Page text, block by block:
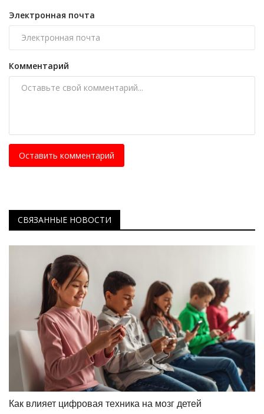
Электронная почта
Комментарий
Оставить комментарий
СВЯЗАННЫЕ НОВОСТИ
Как влияет цифровая техника на мозг детей